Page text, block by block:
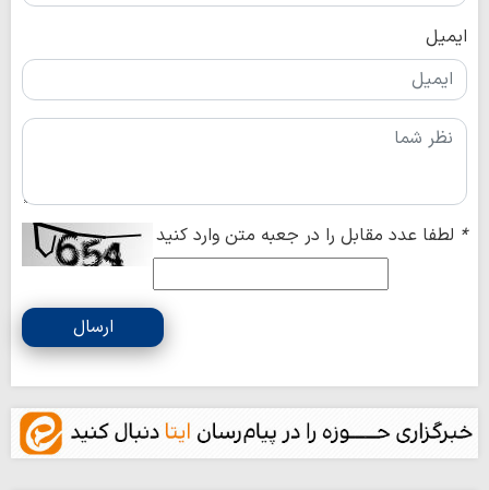
ایمیل
* لطفا عدد مقابل را در جعبه متن وارد کنید
ارسال